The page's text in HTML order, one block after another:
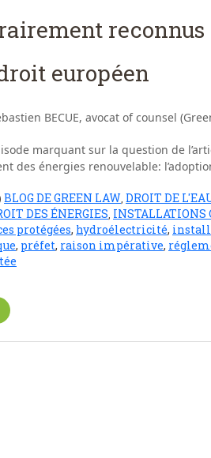
européen
BECUE, avocat of counsel
marquant sur la question de
des énergies renouvelable:
BLOG DE GREEN LAW DROIT DE
DES ÉNERGIES INSTALLATIONS
protégées, hydroélectricité,
, préfet, raison impérative,